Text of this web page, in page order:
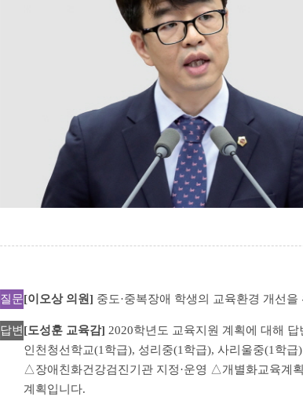
질문[이오상 의원] 중도·중복장애 학생의 교육환경 개선
답변[도성훈 교육감] 2020학년도 교육지원 계획에 대해
인천청선학교(1학급), 성리중(1학급), 사리울중(1학
△장애친화건강검진기관 지정·운영 △개별화교육계
계획입니다.